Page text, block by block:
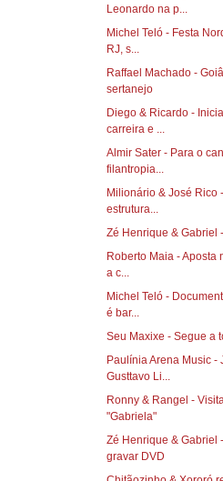
Leonardo na p...
Michel Teló - Festa
RJ, s...
Raffael Machado -
sertanejo
Diego & Ricardo -
carreira e ...
Almir Sater - Para o
filantropia...
Milionário & José Rico
estrutura...
Zé Henrique & Gabriel
Roberto Maia - Aposta
a c...
Michel Teló -
é bar...
Seu Maxixe - Segue a
Paulínia Arena Music -
Gusttavo Li...
Ronny & Rangel -
"Gabriela"‏
Zé Henrique & Gabriel
gravar DVD